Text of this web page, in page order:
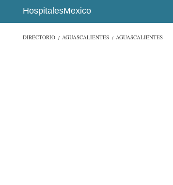
HospitalesMexico
DIRECTORIO AGUASCALIENTES AGUASCALIENTES